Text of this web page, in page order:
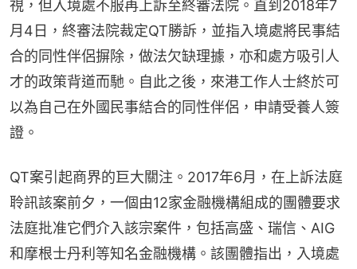
視，但入境處不服再上訴至終審法院。直到2018年7
月4日，終審法院裁定QT勝訴，並指入境處將民事結
合的同性伴侶摒除，做法欠缺理據，亦和處方吸引人
才的政策背道而馳。自此之後，來港工作人士終於可
以為自己在外國民事結合的同性伴侶，申請受養人簽
證。
QT案引起商界的巨大關注。2017年6月，在上訴法庭
聆訊該案前夕，一個由12家金融機構組成的團體要求
法庭批准它們介入該宗案件，包括高盛、瑞信、AIG
和摩根士丹利等知名金融機構。該團體指出，入境處